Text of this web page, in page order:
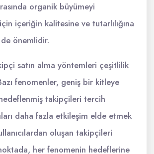
organik büyümeyi
içeriğin kalitesine ve tutarlılığına
önemlidir.
satın alma yöntemleri çeşitlilik
fenomenler, geniş bir kitleye
takipçileri tercih
daha fazla etkileşim elde etmek
oluşan takipçileri
her fenomenin hedeflerine